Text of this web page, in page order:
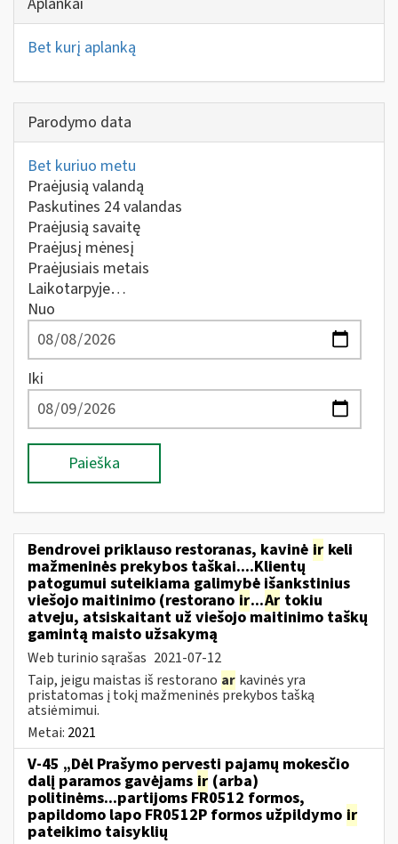
Bet kurį aplanką
Parodymo data
Bet kuriuo metu
Praėjusią valandą
Paskutines 24 valandas
Praėjusią savaitę
Praėjusį mėnesį
Praėjusiais metais
Laikotarpyje…
Nuo
Iki
Paieška
Bendrovei priklauso restoranas, kavinė ir keli
mažmeninės prekybos taškai....Klientų
patogumui suteikiama galimybė išankstinius
viešojo maitinimo (restorano ir...Ar tokiu
atveju, atsiskaitant už viešojo maitinimo taškų
gamintą maisto užsakymą
Web turinio sąrašas 2021-07-12
Taip, jeigu maistas iš restorano ar kavinės yra
pristatomas į tokį mažmeninės prekybos tašką
atsiėmimui.
Metai: 2021
V-45 „Dėl Prašymo pervesti pajamų mokesčio
dalį paramos gavėjams ir (arba)
politinėms...partijoms FR0512 formos,
papildomo lapo FR0512P formos užpildymo ir
pateikimo taisyklių